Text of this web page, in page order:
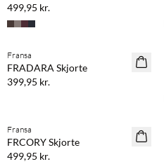
499,95 kr.
NYHED
Fransa
FRADARA Skjorte
399,95 kr.
NYHED
Fransa
FRCORY Skjorte
499,95 kr.